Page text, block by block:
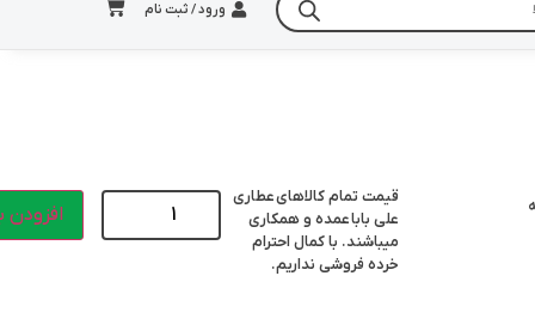
ورود / ثبت نام
قیمت تمام کالاهایعطاری
علی باباعمده و همکاری
میباشند. با کمال احترام
خرده فروشی نداریم.
افزودن